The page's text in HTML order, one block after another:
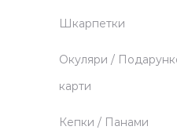
Шкарпетки
Окуляри /
карти
Кепки / Панами